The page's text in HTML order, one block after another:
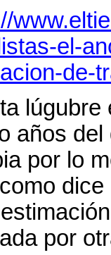
el-
de-
lúgubre
años
por lo
por